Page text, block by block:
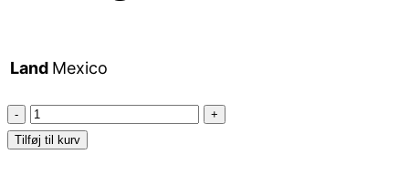
Land Mexico
Reserva
del
Tilføj til kurv